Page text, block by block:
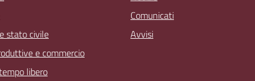
stato civile
e commercio
libero
Comunicati
Avvisi